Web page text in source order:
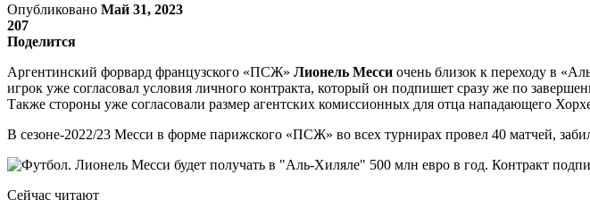
Опубликовано Май 31, 2023
207
Поделится
Аргентинский форвард французского «ПСЖ» Лионель Месси очень близок к переходу в
игрок уже согласовал условия личного контракта, который он подпишет сразу же по
Также стороны уже согласовали размер агентских комиссионных для отца нападающего
В сезоне-2022/23 Месси в форме парижского «ПСЖ» во всех турнирах провел 40 матчей,
Сейчас читают